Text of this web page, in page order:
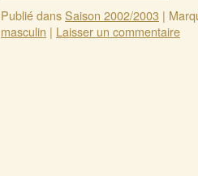
Publié dansSaison 2002/2003 |
masculin | Laisser un commentaire